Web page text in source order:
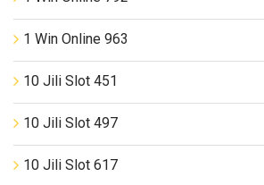
1 Win Online 963
10 Jili Slot 451
10 Jili Slot 497
10 Jili Slot 617